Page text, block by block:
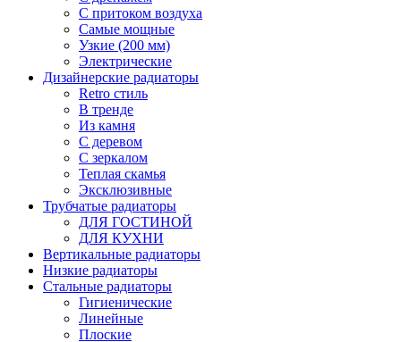
С притоком воздуха
Самые мощные
Узкие (200 мм)
Электрические
Дизайнерские радиаторы
Retro стиль
В тренде
Из камня
С деревом
С зеркалом
Теплая скамья
Эксклюзивные
Трубчатые радиаторы
ДЛЯ ГОСТИНОЙ
ДЛЯ КУХНИ
Вертикальные радиаторы
Низкие радиаторы
Стальные радиаторы
Гигиенические
Линейные
Плоские